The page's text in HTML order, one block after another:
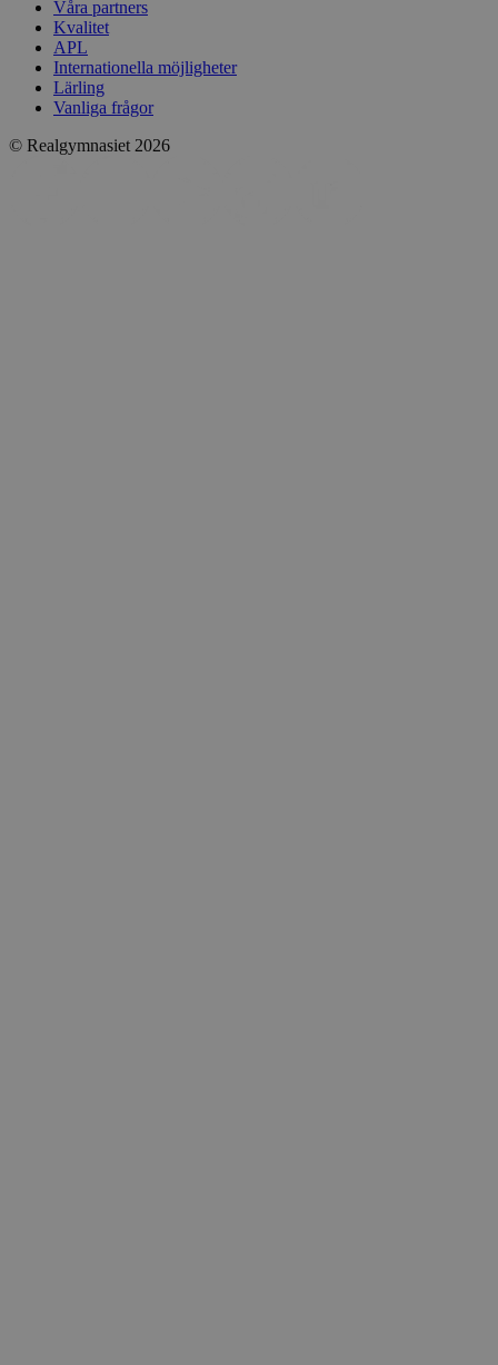
Våra partners
Kvalitet
APL
Internationella möjligheter
Lärling
Vanliga frågor
© Realgymnasiet 2026